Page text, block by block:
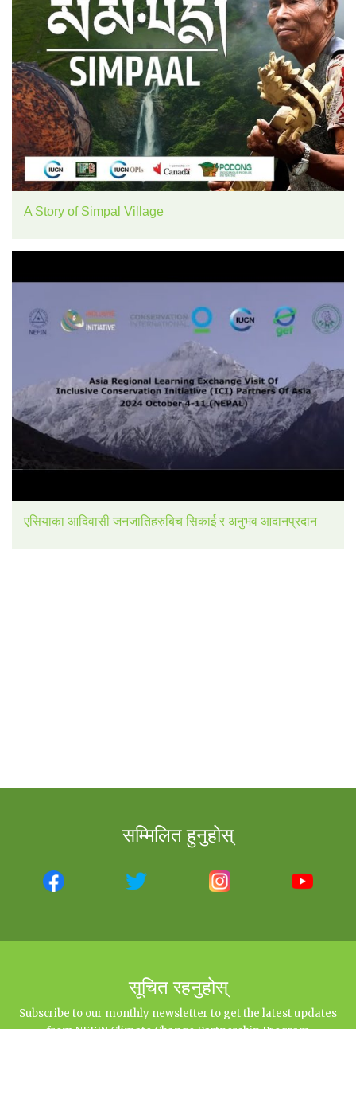
A Story of Simpal Village
एसियाका आदिवासी जनजातिहरुबिच सिकाई र अनुभव आदानप्रदान
सम्मिलित हुनुहोस्
सूचित रहनुहोस्
Subscribe to our monthly newsletter to get the latest updates
from NEFIN Climate Change Partnership Program